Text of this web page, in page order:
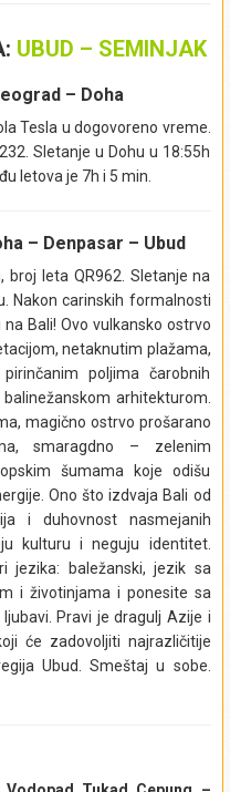
UBUD – SEMINJAK
– Doha
Tesla u dogovoreno vreme.
Sletanje u Dohu u 18:55h
letova je 7h i 5 min.
– Denpasar – Ubud
broj leta QR962. Sletanje na
Nakon carinskih formalnosti
Bali! Ovo vulkansko ostrvo
netaknutim plažama,
poljima čarobnih
arhitekturom.
magično ostrvo prošarano
smaragdno – zelenim
šumama koje odišu
Ono što izdvaja Bali od
i duhovnost nasmejanih
kulturu i neguju identitet.
jezika: baležanski, jezik sa
i životinjama i ponesite sa
Pravi je dragulj Azije i
će zadovoljiti najrazličitije
Ubud. Smeštaj u sobe.